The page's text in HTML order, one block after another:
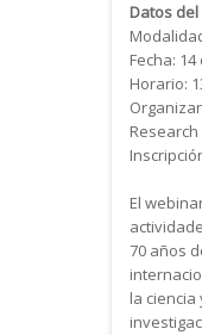
Datos
Fecha:
Horario:
Research
El
70 años
la